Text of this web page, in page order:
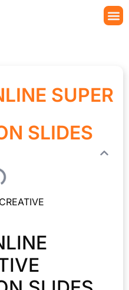
SUPER
SLIDES